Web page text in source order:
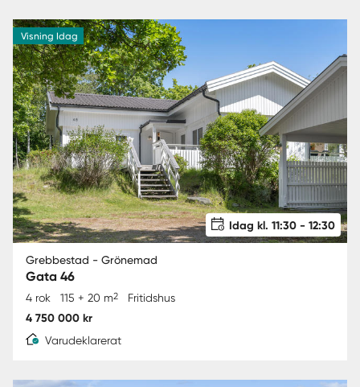
Visning Idag
Idag kl. 11:30 - 12:30
Grebbestad - Grönemad
Gata 46
4 rok 115 + 20 m2 Fritidshus
4 750 000 kr
Varudeklarerat